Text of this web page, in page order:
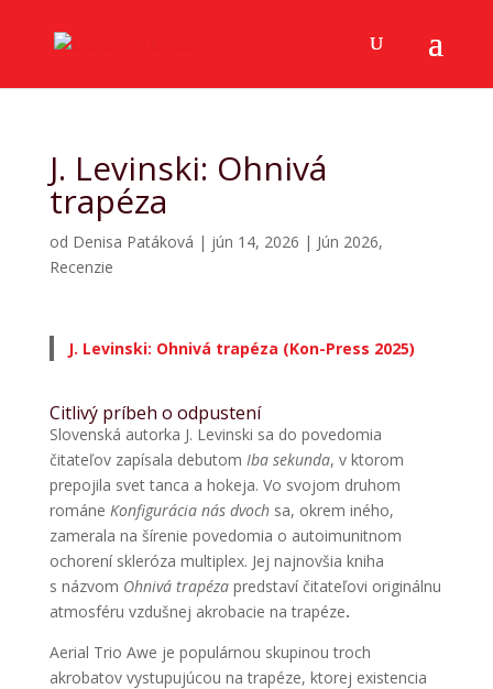
J. Levinski: Ohnivá
trapéza
od Denisa Patáková | jún 14, 2026 | Jún 2026,
Recenzie
J. Levinski: Ohnivá trapéza (Kon-Press 2025)
Citlivý príbeh o odpustení
Slovenská autorka J. Levinski sa do povedomia
čitateľov zapísala debutom Iba sekunda, v ktorom
prepojila svet tanca a hokeja. Vo svojom druhom
románe Konfigurácia nás dvochsa, okrem iného,
zamerala na šírenie povedomia o autoimunitnom
ochorení skleróza multiplex. Jej najnovšia kniha
s názvom Ohnivá trapézapredstaví čitateľovi originálnu
atmosféru vzdušnej akrobacie na trapéze.
Aerial Trio Awe je populárnou skupinou troch
akrobatov vystupujúcou na trapéze, ktorej existencia